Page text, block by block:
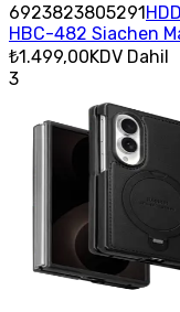
6923823805291
HBC-482 Siachen
₺1.499,00KDV Dahil
3